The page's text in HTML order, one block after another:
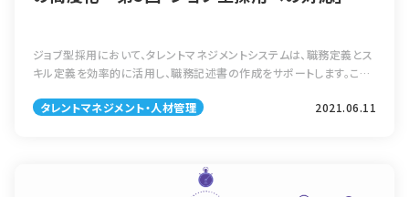
ジョブ型採用において、タレントマネジメントシステムは、職務定義とス
キル定義を効率的に活用し、職務記述書の作成をサポートします。これ
円滑に進めることが可能となります。
タレントマネジメント・人材管理 2021.06.11